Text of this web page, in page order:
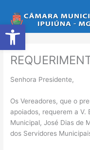
Abrir a barra de
para
o
conteúdo
Senhora Presidente,
Os Vereadores, que o
apoiados, requerem a V.
Municipal, José Dias de
dos Servidores